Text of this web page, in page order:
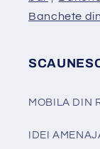
Banchete
MOBILA DIN
IDEI